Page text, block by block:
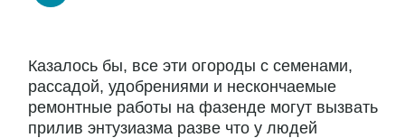
Казалось бы, все эти огороды с семенами,
рассадой, удобрениями и нескончаемые
ремонтные работы на фазенде могут вызвать
прилив энтузиазма разве что у людей